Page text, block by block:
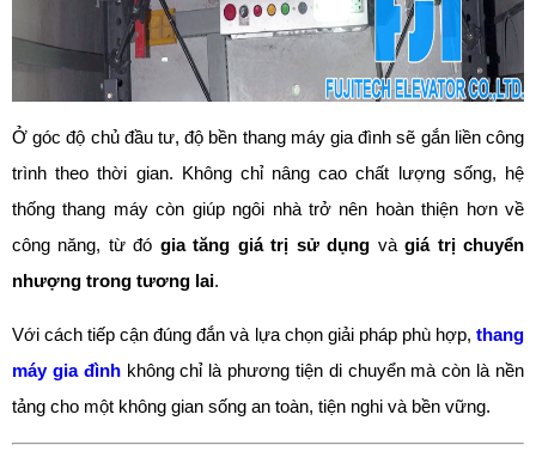
Ở góc độ chủ đầu tư, độ bền thang máy gia đình sẽ gắn liền công
trình theo thời gian. Không chỉ nâng cao chất lượng sống, hệ
thống thang máy còn giúp ngôi nhà trở nên hoàn thiện hơn về
công năng, từ đó gia tăng giá trị sử dụng vàgiá trị chuyển
nhượng trong tương lai.
Với cách tiếp cận đúng đắn và lựa chọn giải pháp phù hợp, thang
máy gia đình không chỉ là phương tiện di chuyển mà còn là nền
tảng cho một không gian sống an toàn, tiện nghi và bền vững.